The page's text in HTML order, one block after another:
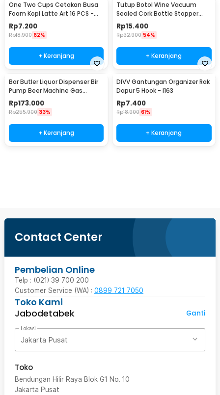
One Two Cups Cetakan Busa
Foam Kopi Latte Art 16 PCS -
JJYE01
Rp7.200
Rp18.900 62%
+ Keranjang
Tutup Botol Wine Vacuum
Sealed Cork Bottle Stopper
Stainless Steel - G94529
Rp15.400
Rp32.900 54%
+ Keranjang
Bar Butler Liquor Dispenser Bir
Pump Beer Machine Gas
Station 900ml - P-36
Rp173.000
Rp255.900 33%
+ Keranjang
DIVV Gantungan Organizer Rak
Dapur 5 Hook - I163
Rp7.400
Rp18.900 61%
+ Keranjang
Contact Center
Pembelian Online
Telp : (021) 39 700 200
Customer Service (WA) : 0899 721 7050
Toko Kami
Jabodetabek
Ganti
Lokasi
Jakarta Pusat
Toko
Bendungan Hilir Raya Blok G1 No. 10
Jakarta Pusat